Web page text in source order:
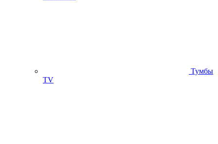
Тумбы
ТV